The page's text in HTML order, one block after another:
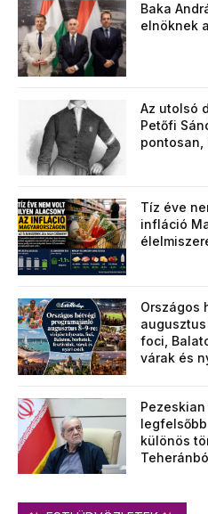
Baka
elnöknek
Az utolsó
Petőfi
pontosan,
Tíz éve
infláció
Országos
foci,
várak és
különös